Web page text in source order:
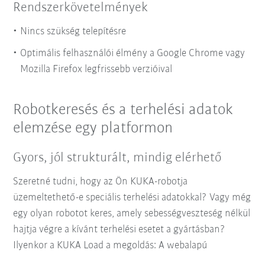
Rendszerkövetelmények
Nincs szükség telepítésre
Optimális felhasználói élmény a Google Chrome vagy
Mozilla Firefox legfrissebb verzióival
Robotkeresés és a terhelési adatok
elemzése egy platformon
Gyors, jól strukturált, mindig elérhető
Szeretné tudni, hogy az Ön KUKA-robotja
üzemeltethető-e speciális terhelési adatokkal? Vagy még
egy olyan robotot keres, amely sebességveszteség nélkül
hajtja végre a kívánt terhelési esetet a gyártásban?
Ilyenkor a KUKA Load a megoldás: A webalapú